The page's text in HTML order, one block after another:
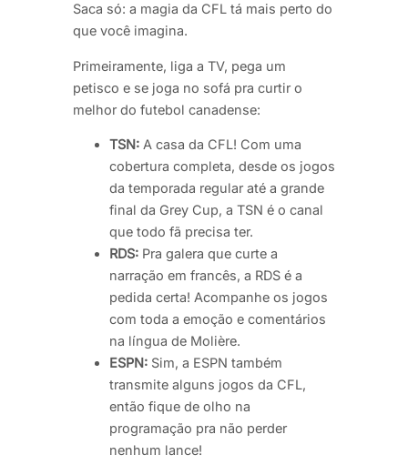
Saca só: a magia da CFL tá mais perto do
que você imagina.
Primeiramente, liga a TV, pega um
petisco e se joga no sofá pra curtir o
melhor do futebol canadense:
TSN: A casa da CFL! Com uma
cobertura completa, desde os jogos
da temporada regular até a grande
final da Grey Cup, a TSN é o canal
que todo fã precisa ter.
RDS: Pra galera que curte a
narração em francês, a RDS é a
pedida certa! Acompanhe os jogos
com toda a emoção e comentários
na língua de Molière.
ESPN: Sim, a ESPN também
transmite alguns jogos da CFL,
então fique de olho na
programação pra não perder
nenhum lance!